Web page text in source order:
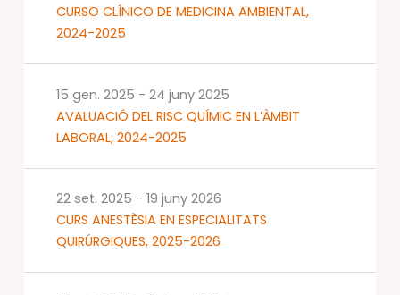
CURSO CLÍNICO DE MEDICINA AMBIENTAL,
2024-2025
AVALUACIÓ DEL RISC QUÍMIC EN L’ÀMBIT
LABORAL, 2024-2025
15 gen. 2025 - 24 juny 2025
CURS ANESTÈSIA EN ESPECIALITATS
QUIRÚRGIQUES, 2025-2026
22 set. 2025 - 19 juny 2026